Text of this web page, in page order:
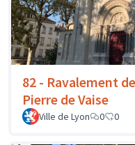
82 - Ravalement
Pierre de Vaise
Ville de Lyon 0 0